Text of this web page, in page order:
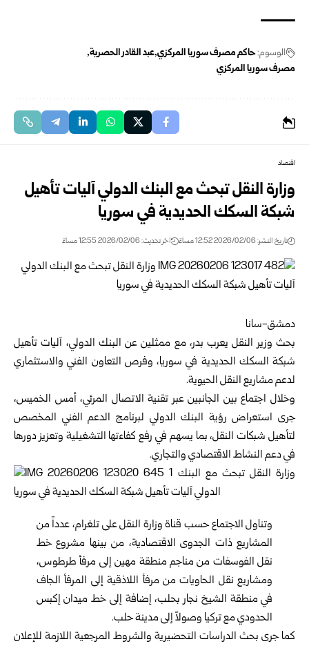
الوسوم:حاكم مصرف سوريا المركزي عبد القادر الحصرية
مصرف سوريا المركزي
اقتصاد
وزارة النقل تبحث مع البنك الدولي آليات تأهيل
شبكة السكك الحديدية في سوريا
تاريخ النشر: 2026/02/06 12:52 مساءً اخر تحديث: 2026/02/06 12:55 مساءً
دمشق-سانا
بحث وزير النقل يعرب بدر، مع ممثلين عن البنك الدولي، آليات تأهيل
شبكة السكك الحديدية في سوريا، وفرص التعاون الفني والاستثماري
لدعم مشاريع النقل الحيوية.
وخلال اجتماع بين الجانبين عبر تقنية الاتصال المرئي، أمس الخميس،
جرى استعراض رؤية البنك الدولي لبرنامج الدعم الفني المخصص
لتأهيل شبكات النقل، بما يسهم في رفع كفاءتها التشغيلية وتعزيز دورها
في دعم النشاط الاقتصادي والتجاري.
وتناول الاجتماع حسب قناةوزارة النقلعلى تلغرام، عدداً من
المشاريع ذات الجدوى الاقتصادية، من بينها مشروع خط
نقل الفوسفات من مناجم منطقة مهين إلى مرفأ طرطوس،
ومشاريع نقل الحاويات من مرفأ اللاذقية إلى المرفأ الجاف
في منطقة الشيخ نجار بحلب، إضافة إلى خط ميدان إكبس
الحدودي مع تركيا وصولاً إلى مدينة حلب.
كما جرى بحث الدراسات التحضيرية والشروط المرجعية اللازمة للإعلان